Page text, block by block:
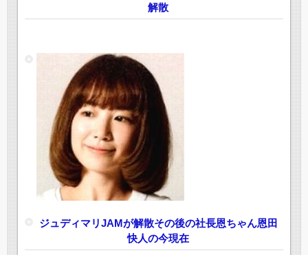
解散
ジュディマリJAMが解散その後の社長恩ちゃん恩田
快人の今現在